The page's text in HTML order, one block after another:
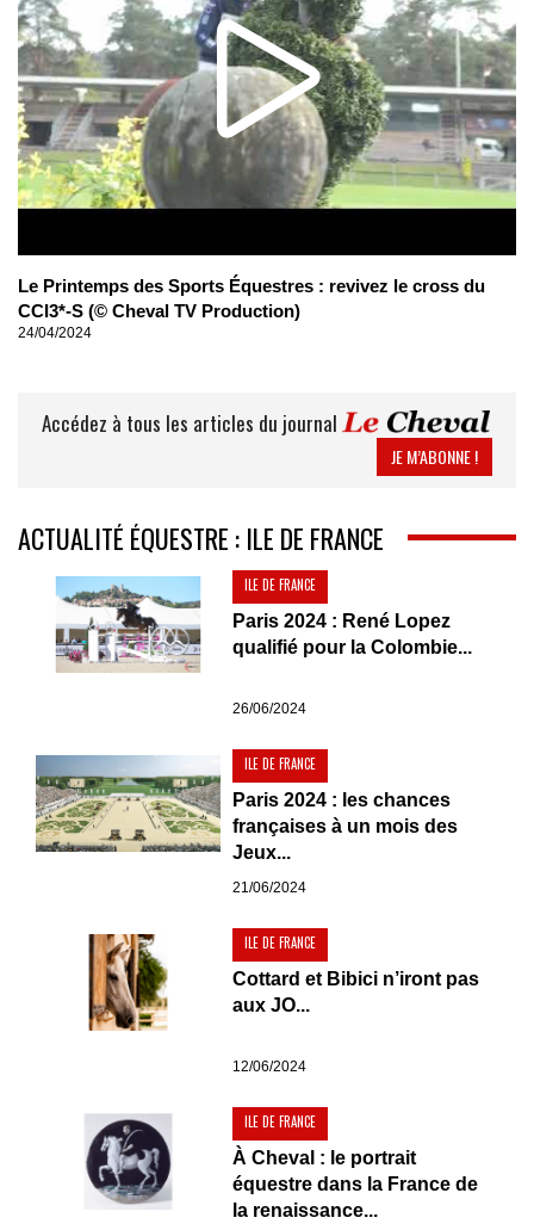
Le Printemps des Sports Équestres : revivez le cross du
CCI3*-S (© Cheval TV Production)
24/04/2024
Accédez à tous les articles du journal
JE M’ABONNE !
ACTUALITÉ ÉQUESTRE : ILE DE FRANCE
ILE DE FRANCE
Paris 2024 : René Lopez
qualifié pour la Colombie...
26/06/2024
ILE DE FRANCE
Paris 2024 : les chances
françaises à un mois des
Jeux...
21/06/2024
ILE DE FRANCE
Cottard et Bibici n’iront pas
aux JO...
12/06/2024
ILE DE FRANCE
À Cheval : le portrait
équestre dans la France de
la renaissance...